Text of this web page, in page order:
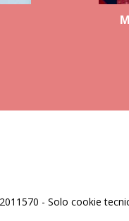
- Solo cookie